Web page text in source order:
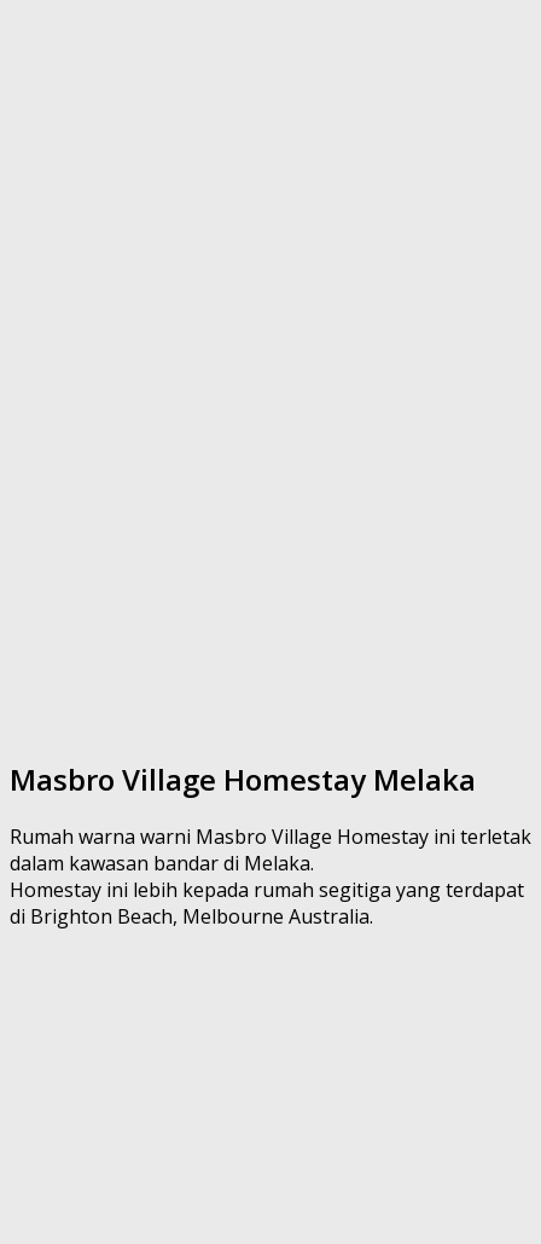
Masbro Village Homestay Melaka
Rumah warna warni Masbro Village Homestay ini terletak
dalam kawasan bandar di Melaka.
Homestay ini lebih kepada rumah segitiga yang terdapat
di Brighton Beach, Melbourne Australia.